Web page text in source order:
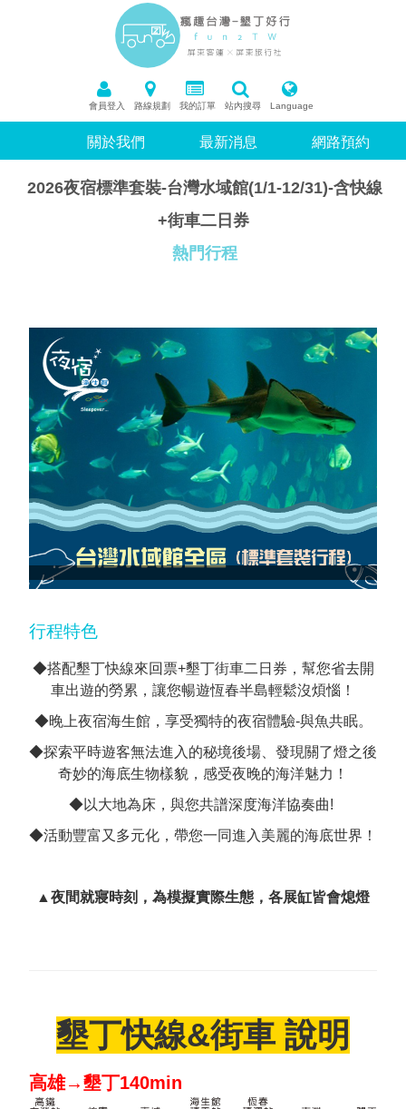
會員登入 路線規劃 我的訂單 站內搜尋 Language
關於我們 最新消息 網路預約
2026夜宿標準套裝-台灣水域館(1/1-12/31)-含快線
+街車二日券
熱門行程
行程特色
◆搭配墾丁快線來回票+墾丁街車二日券，幫您省去開
車出遊的勞累，讓您暢遊恆春半島輕鬆沒煩惱！
◆晚上夜宿海生館，享受獨特的夜宿體驗-與魚共眠。
◆探索平時遊客無法進入的秘境後場、發現關了燈之後
奇妙的海底生物樣貌，感受夜晚的海洋魅力！
◆以大地為床，與您共譜深度海洋協奏曲!
◆活動豐富又多元化，帶您一同進入美麗的海底世界！
▲夜間就寢時刻，為模擬實際生態，各展缸皆會熄燈
墾丁快線&街車 說明
高雄→墾丁140min